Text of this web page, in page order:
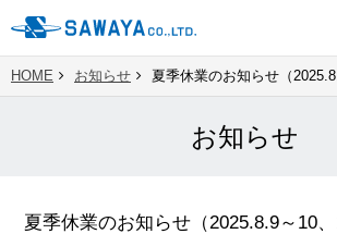
HOME お知らせ 夏季休業のお知らせ（
お知らせ
夏季休業のお知らせ（2025.8.9～10、